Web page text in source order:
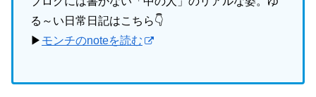
る～い日常日記はこちら👇
▶ モンチのnoteを読む